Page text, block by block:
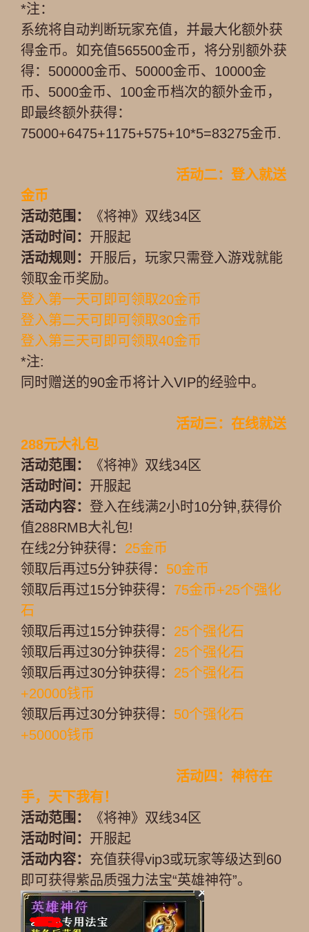
*注：
系统将自动判断玩家充值，并最大化额外获
得金币。如充值565500金币，将分别额外获
得：500000金币、50000金币、10000金
币、5000金币、100金币档次的额外金币，
即最终额外获得：
75000+6475+1175+575+10*5=83275金币.
活动二：登入就送
金币
活动范围：
《将神》双线34区
活动时间： 开服起
活动规则： 开服后，玩家只需登入游戏就能
领取金币奖励。
登入第一天可即可领取20金币
登入第二天可即可领取30金币
登入第三天可即可领取40金币
*注:
同时赠送的90金币将计入VIP的经验中。
活动三：在线就送
288元大礼包
活动范围：
《将神》双线34区
活动时间： 开服起
活动内容： 登入在线满2小时10分钟,获得价
值288RMB大礼包!
在线2分钟获得： 25金币
领取后再过5分钟获得： 50金币
领取后再过15分钟获得： 75金币+25个强化
石
领取后再过15分钟获得： 25个强化石
领取后再过30分钟获得： 25个强化石
领取后再过30分钟获得： 25个强化石
+20000钱币
领取后再过30分钟获得： 50个强化石
+50000钱币
活动四：神符在
手，天下我有！
活动范围：
《将神》双线34区
活动时间： 开服起
活动内容： 充值获得vip3或玩家等级达到60
即可获得紫品质强力法宝“英雄神符”。